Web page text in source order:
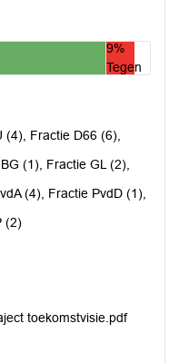
9%
Tegen
(4), Fractie D66 (6),
(1), Fractie GL (2),
(4), Fractie PvdD (1),
(2)
toekomstvisie.pdf